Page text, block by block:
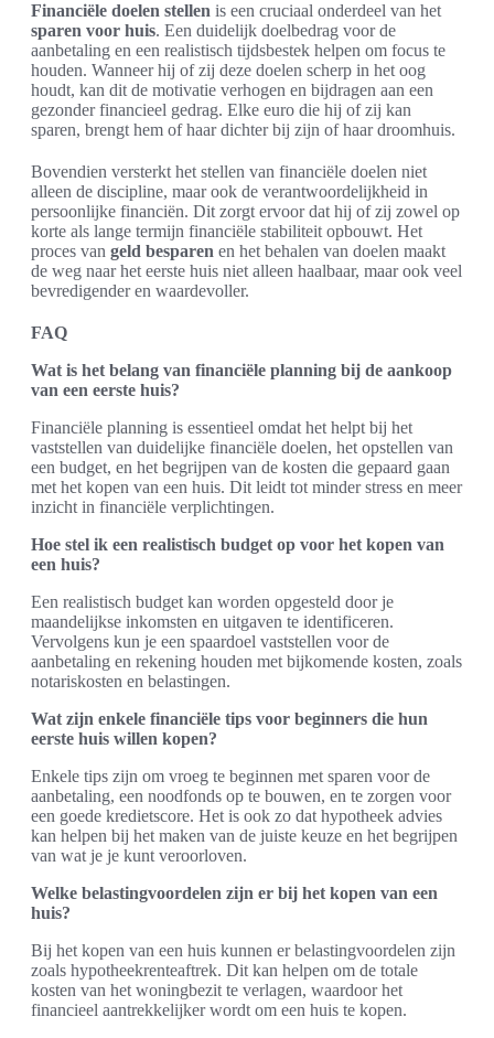
Financiële doelen stellen is een cruciaal onderdeel van het
sparen voor huis. Een duidelijk doelbedrag voor de
aanbetaling en een realistisch tijdsbestek helpen om focus te
houden. Wanneer hij of zij deze doelen scherp in het oog
houdt, kan dit de motivatie verhogen en bijdragen aan een
gezonder financieel gedrag. Elke euro die hij of zij kan
sparen, brengt hem of haar dichter bij zijn of haar droomhuis.
Bovendien versterkt het stellen van financiële doelen niet
alleen de discipline, maar ook de verantwoordelijkheid in
persoonlijke financiën. Dit zorgt ervoor dat hij of zij zowel op
korte als lange termijn financiële stabiliteit opbouwt. Het
proces van geld besparen en het behalen van doelen maakt
de weg naar het eerste huis niet alleen haalbaar, maar ook veel
bevredigender en waardevoller.
FAQ
Wat is het belang van financiële planning bij de aankoop
van een eerste huis?
Financiële planning is essentieel omdat het helpt bij het
vaststellen van duidelijke financiële doelen, het opstellen van
een budget, en het begrijpen van de kosten die gepaard gaan
met het kopen van een huis. Dit leidt tot minder stress en meer
inzicht in financiële verplichtingen.
Hoe stel ik een realistisch budget op voor het kopen van
een huis?
Een realistisch budget kan worden opgesteld door je
maandelijkse inkomsten en uitgaven te identificeren.
Vervolgens kun je een spaardoel vaststellen voor de
aanbetaling en rekening houden met bijkomende kosten, zoals
notariskosten en belastingen.
Wat zijn enkele financiële tips voor beginners die hun
eerste huis willen kopen?
Enkele tips zijn om vroeg te beginnen met sparen voor de
aanbetaling, een noodfonds op te bouwen, en te zorgen voor
een goede kredietscore. Het is ook zo dat hypotheek advies
kan helpen bij het maken van de juiste keuze en het begrijpen
van wat je je kunt veroorloven.
Welke belastingvoordelen zijn er bij het kopen van een
huis?
Bij het kopen van een huis kunnen er belastingvoordelen zijn
zoals hypotheekrenteaftrek. Dit kan helpen om de totale
kosten van het woningbezit te verlagen, waardoor het
financieel aantrekkelijker wordt om een huis te kopen.